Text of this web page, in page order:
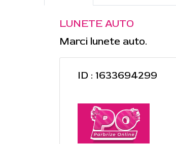
LUNETE AUTO
Marci lunete auto.
ID : 1633694299